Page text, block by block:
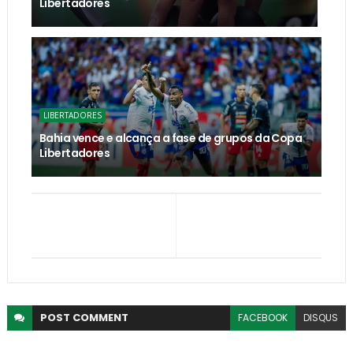
LIBERTADORES
Bahia vence e alcança a fase de grupos da Copa
Libertadores
POST COMMENT FACEBOOK DISQUS